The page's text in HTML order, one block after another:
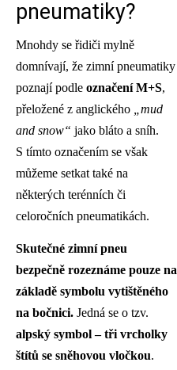
pneumatiky?
Mnohdy se řidiči mylně
domnívají, že zimní pneumatiky
poznají podle označení M+S,
přeložené z anglického
„mud
and snow“ jako bláto a sníh.
S tímto označením se však
můžeme setkat také na
některých terénních či
celoročních pneumatikách.
Skutečné zimní pneu
bezpečně rozeznáme pouze na
základě symbolu vytištěného
na bočnici. Jedná se o tzv.
alpský symbol – tři vrcholky
štítů se sněhovou vločkou.